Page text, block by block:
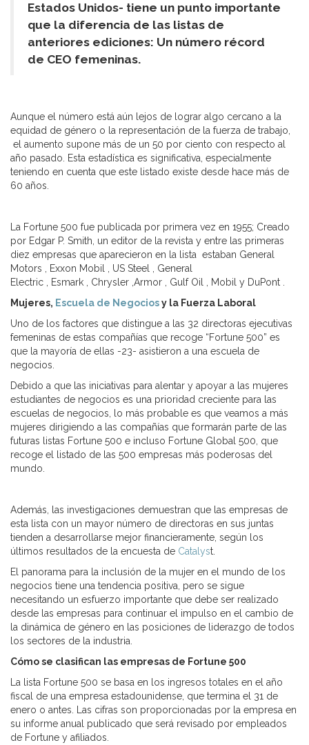
Estados Unidos- tiene un punto importante
que la diferencia de las listas de
anteriores ediciones: Un número récord
de CEO femeninas.
Aunque el número está aún lejos de lograr algo cercano a la
equidad de género o la representación de la fuerza de trabajo,
el aumento supone más de un 50 por ciento con respecto al
año pasado. Esta estadística es significativa, especialmente
teniendo en cuenta que este listado existe desde hace más de
60 años.
La Fortune 500 fue publicada por primera vez en 1955; Creado
por Edgar P. Smith, un editor de la revista y entre las primeras
diez empresas que aparecieron en la lista estaban General
Motors , Exxon Mobil , US Steel , General
Electric , Esmark , Chrysler ,Armor , Gulf Oil , Mobil y DuPont .
Mujeres, Escuela de Negociosy la Fuerza Laboral
Uno de los factores que distingue a las 32 directoras ejecutivas
femeninas de estas compañías que recoge “Fortune 500” es
que la mayoría de ellas -23- asistieron a una escuela de
negocios.
Debido a que las iniciativas para alentar y apoyar a las mujeres
estudiantes de negocios es una prioridad creciente para las
escuelas de negocios, lo más probable es que veamos a más
mujeres dirigiendo a las compañías que formarán parte de las
futuras listas Fortune 500 e incluso Fortune Global 500, que
recoge el listado de las 500 empresas más poderosas del
mundo.
Además, las investigaciones demuestran que las empresas de
esta lista con un mayor número de directoras en sus juntas
tienden a desarrollarse mejor financieramente, según los
últimos resultados de la encuesta de Catalyst.
El panorama para la inclusión de la mujer en el mundo de los
negocios tiene una tendencia positiva, pero se sigue
necesitando un esfuerzo importante que debe ser realizado
desde las empresas para continuar el impulso en el cambio de
la dinámica de género en las posiciones de liderazgo de todos
los sectores de la industria.
Cómo se clasifican las empresas de Fortune 500
La lista Fortune 500 se basa en los ingresos totales en el año
fiscal de una empresa estadounidense, que termina el 31 de
enero o antes. Las cifras son proporcionadas por la empresa en
su informe anual publicado que será revisado por empleados
de Fortune y afiliados.